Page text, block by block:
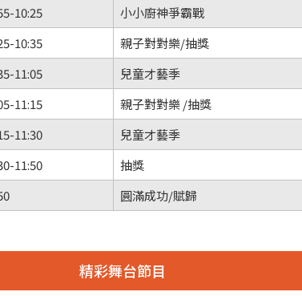
10:25
小小廚神爭霸戰
10:35
親子對對樂/抽獎
11:05
兒童才藝季
11:15
親子對對樂 /抽獎
11:30
兒童才藝季
11:50
抽獎
圓滿成功/賦歸
精彩舞台節目